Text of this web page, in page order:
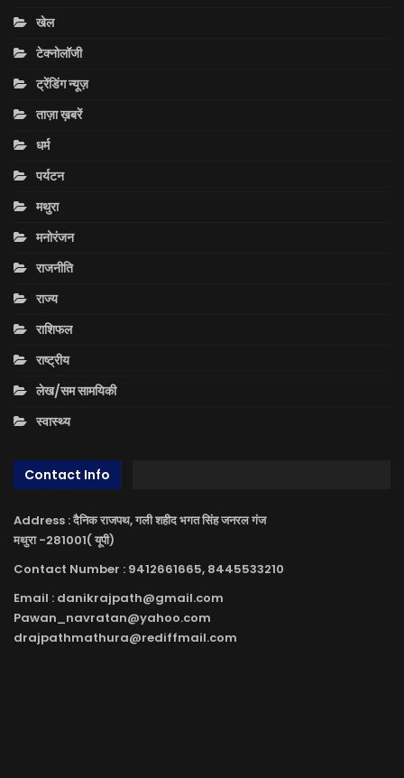
खेल
टेक्नोलॉजी
ट्रेंडिंग न्यूज़
ताज़ा ख़बरें
धर्म
पर्यटन
मथुरा
मनोरंजन
राजनीति
राज्य
राशिफल
राष्ट्रीय
लेख/सम सामयिकी
स्वास्थ्य
Contact Info
Address : दैनिक राजपथ, गली शहीद भगत सिंह जनरल गंज
मथुरा -281001( यूपी)
Contact Number : 9412661665, 8445533210
Email : danikrajpath@gmail.com
Pawan_navratan@yahoo.com
drajpathmathura@rediffmail.com